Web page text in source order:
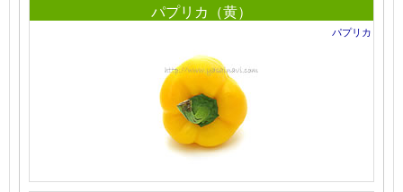
パプリカ（黄）
パプリカ